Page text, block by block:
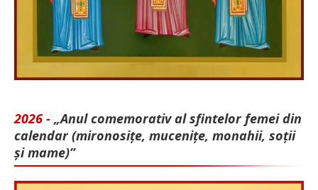
2026 - „Anul comemorativ al sfintelor femei din
calendar (mironosițe, mu­cenițe, monahii, soții
și mame)”